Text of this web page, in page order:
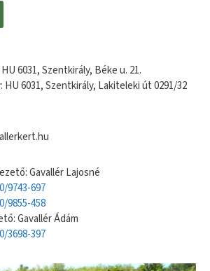
6031, Szentkirály, Béke u. 21.
HU 6031, Szentkirály, Lakiteleki út 0291/32
Gavallér Lajosné
9743-697
9855-458
Gavallér Ádám
3698-397